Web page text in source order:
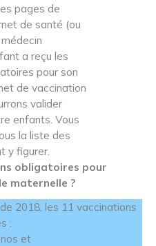
pages de
de santé (ou
a reçu les
pour son
de vaccination
valider
enfants. Vous
la liste des
y figurer.
obligatoires pour
maternelle ?
2018, les 11 vaccinations
:
et